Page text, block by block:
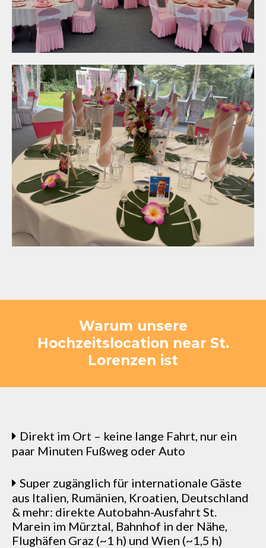
Warum unsere
Hochzeitslocation near St.
Lorenzen ist
Direkt im Ort – keine lange Fahrt, nur ein
paar Minuten Fußweg oder Auto
Super zugänglich für internationale Gäste
aus Italien, Rumänien, Kroatien, Deutschland
& mehr: direkte Autobahn-Ausfahrt St.
Marein im Mürztal, Bahnhof in der Nähe,
Flughäfen Graz (~1 h) und Wien (~1,5 h)